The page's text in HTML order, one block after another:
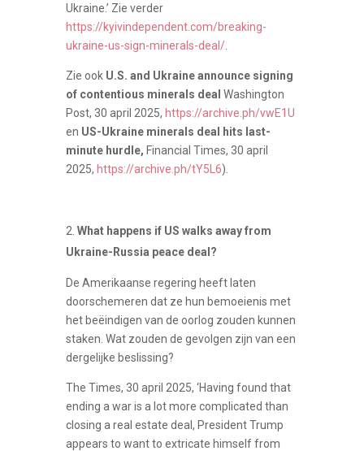
Ukraine.’ Zie verder
https://kyivindependent.com/breaking-
ukraine-us-sign-minerals-deal/.
Zie ook U.S. and Ukraine announce signing
of contentious minerals deal Washington
Post, 30 april 2025, https://archive.ph/vwE1U
en US-Ukraine minerals deal hits last-
minute hurdle, Financial Times, 30 april
2025, https://archive.ph/tY5L6).
What happens if US walks away from
Ukraine-Russia peace deal?
De Amerikaanse regering heeft laten
doorschemeren dat ze hun bemoeienis met
het beëindigen van de oorlog zouden kunnen
staken. Wat zouden de gevolgen zijn van een
dergelijke beslissing?
The Times, 30 april 2025, ‘Having found that
ending a war is a lot more complicated than
closing a real estate deal, President Trump
appears to want to extricate himself from